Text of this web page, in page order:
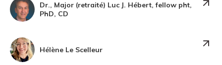
Dr., Major (retraité) Luc J. Hébert, fellow pht,
PhD, CD
Hélène Le Scelleur